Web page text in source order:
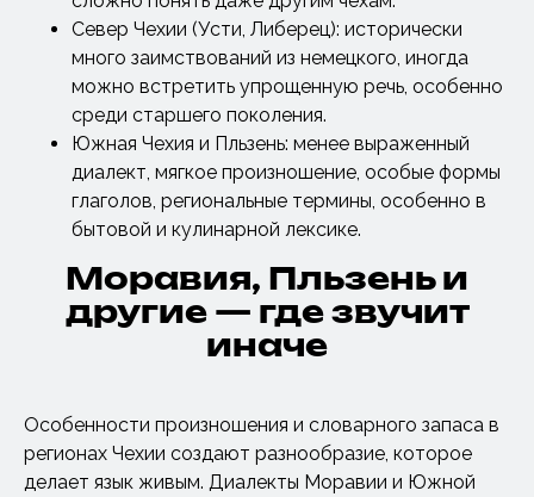
Север Чехии (Усти, Либерец): исторически
много заимствований из немецкого, иногда
можно встретить упрощенную речь, особенно
среди старшего поколения.
Южная Чехия и Пльзень: менее выраженный
диалект, мягкое произношение, особые формы
глаголов, региональные термины, особенно в
бытовой и кулинарной лексике.
Моравия, Пльзень и
другие — где звучит
иначе
Особенности произношения и словарного запаса в
регионах Чехии создают разнообразие, которое
делает язык живым. Диалекты Моравии и Южной